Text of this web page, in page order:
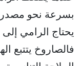
بسرعة نحو مصدر
يحتاج الرامي
فالصاروخ يتتبع